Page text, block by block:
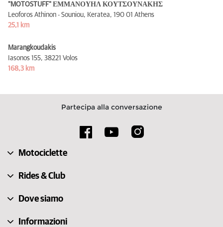
"MOTOSTUFF" ΕΜΜΑΝΟΥΗΛ ΚΟΥΤΣΟΥΝΑΚΗΣ
Leoforos Athinon - Souniou, Keratea, 190 01 Athens
25,1 km
Marangkoudakis
Iasonos 155, 38221 Volos
168,3 km
Partecipa alla conversazione
Motociclette
Rides & Club
Dove siamo
Informazioni